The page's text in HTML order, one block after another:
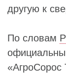
другую к
По словам
«АгроСорос